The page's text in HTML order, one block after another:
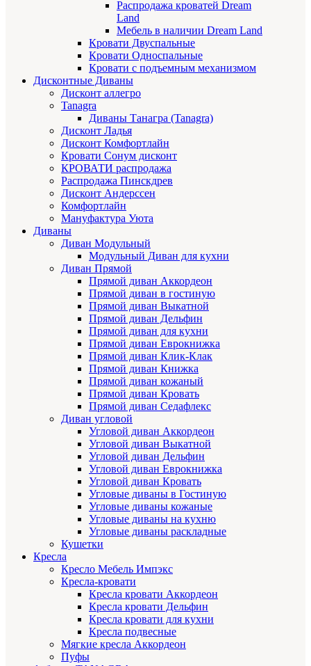
Распродажа кроватей Dream
Land
Мебель в наличии Dream Land
Кровати Двуспальные
Кровати Односпальные
Кровати с подъемным механизмом
Дисконтные Диваны
Дисконт аллегро
Tanagra
Диваны Танагра (Tanagra)
Дисконт Ладья
Дисконт Комфортлайн
Кровати Сонум дисконт
КРОВАТИ распродажа
Распродажа Пинскдрев
Дисконт Андерссен
Комфортлайн
Мануфактура Уюта
Диваны
Диван Модульный
Модульный Диван для кухни
Диван Прямой
Прямой диван Аккордеон
Прямой диван в гостиную
Прямой диван Выкатной
Прямой диван Дельфин
Прямой диван для кухни
Прямой диван Еврокнижка
Прямой диван Клик-Клак
Прямой диван Книжка
Прямой диван кожаный
Прямой диван Кровать
Прямой диван Седафлекс
Диван угловой
Угловой диван Аккордеон
Угловой диван Выкатной
Угловой диван Дельфин
Угловой диван Еврокнижка
Угловой диван Кровать
Угловые диваны в Гостиную
Угловые диваны кожаные
Угловые диваны на кухню
Угловые диваны раскладные
Кушетки
Кресла
Кресло Мебель Импэкс
Кресла-кровати
Кресла кровати Аккордеон
Кресла кровати Дельфин
Кресла кровати для кухни
Кресла подвесные
Мягкие кресла Аккордеон
Пуфы